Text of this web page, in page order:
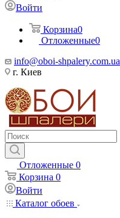
Войти
Корзина0
Отложенные0
info@oboi-shpalery.com.ua
г. Киев
Отложенные 0
Корзина 0
Войти
Каталог обоев